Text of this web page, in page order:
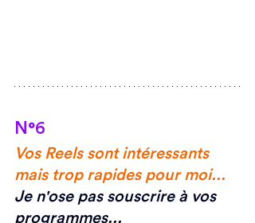
N°6
Vos Reels sont intéressants
mais trop rapides pour moi...
Je n'ose pas souscrire à vos
programmes...